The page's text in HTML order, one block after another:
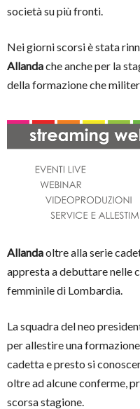
società su più fronti.
Nei giorni scorsi è stata
Allandache anche per la
della formazione che
Allandaoltre alla serie
appresta a debuttare nelle
femminile di Lombardia.
La squadra del neo
per allestire una
cadetta e presto si
oltre ad alcune conferme,
scorsa stagione.